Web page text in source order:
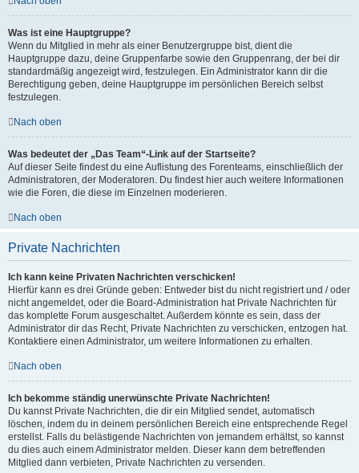
Was ist eine Hauptgruppe?
Wenn du Mitglied in mehr als einer Benutzergruppe bist, dient die
Hauptgruppe dazu, deine Gruppenfarbe sowie den Gruppenrang, der bei dir
standardmäßig angezeigt wird, festzulegen. Ein Administrator kann dir die
Berechtigung geben, deine Hauptgruppe im persönlichen Bereich selbst
festzulegen.
Nach oben
Was bedeutet der „Das Team“-Link auf der Startseite?
Auf dieser Seite findest du eine Auflistung des Forenteams, einschließlich der
Administratoren, der Moderatoren. Du findest hier auch weitere Informationen
wie die Foren, die diese im Einzelnen moderieren.
Nach oben
Private Nachrichten
Ich kann keine Privaten Nachrichten verschicken!
Hierfür kann es drei Gründe geben: Entweder bist du nicht registriert und / oder
nicht angemeldet, oder die Board-Administration hat Private Nachrichten für
das komplette Forum ausgeschaltet. Außerdem könnte es sein, dass der
Administrator dir das Recht, Private Nachrichten zu verschicken, entzogen hat.
Kontaktiere einen Administrator, um weitere Informationen zu erhalten.
Nach oben
Ich bekomme ständig unerwünschte Private Nachrichten!
Du kannst Private Nachrichten, die dir ein Mitglied sendet, automatisch
löschen, indem du in deinem persönlichen Bereich eine entsprechende Regel
erstellst. Falls du belästigende Nachrichten von jemandem erhältst, so kannst
du dies auch einem Administrator melden. Dieser kann dem betreffenden
Mitglied dann verbieten, Private Nachrichten zu versenden.